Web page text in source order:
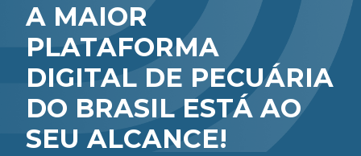
A MAIOR
PLATAFORMA
DIGITAL DE PECUÁRIA
DO BRASIL ESTÁ AO
SEU ALCANCE!